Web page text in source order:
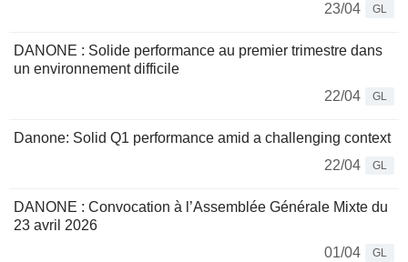
23/04
GL
DANONE : Solide performance au premier trimestre dans
un environnement difficile
22/04
GL
Danone: Solid Q1 performance amid a challenging context
22/04
GL
DANONE : Convocation à l’Assemblée Générale Mixte du
23 avril 2026
01/04
GL